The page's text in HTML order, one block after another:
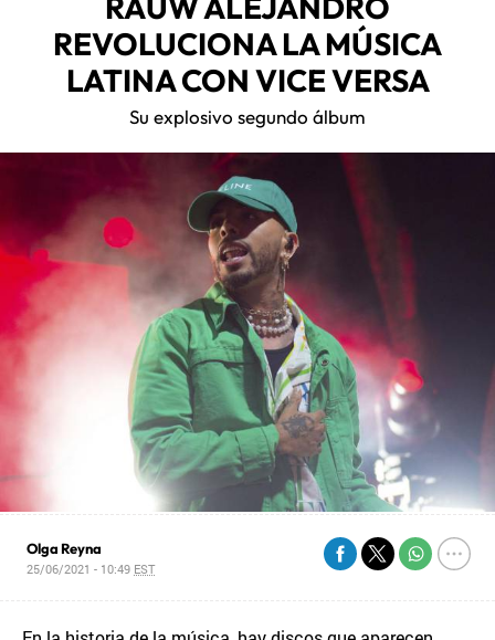
REVOLUCIONA LA MÚSICA
LATINA CON VICE VERSA
Su explosivo segundo álbum
Olga Reyna
25/06/2021 - 10:49 EST